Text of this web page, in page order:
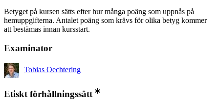
Betyget på kursen sätts efter hur många poäng som uppnås på
hemuppgifterna. Antalet poäng som krävs för olika betyg kommer
att bestämas innan kursstart.
Examinator
Tobias Oechtering
Etiskt förhållningssätt